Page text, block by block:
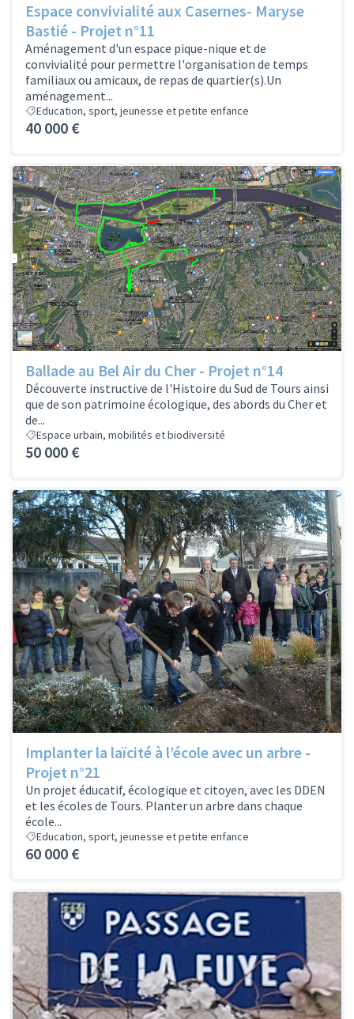
Espace convivialité aux Casernes- Maryse
Bastié - Projet n°11
Aménagement d'un espace pique-nique et de
convivialité pour permettre l'organisation de temps
familiaux ou amicaux, de repas de quartier(s).Un
aménagement...
Education, sport, jeunesse et petite enfance
40 000 €
Ballade au Bel Air du Cher - Projet n°14
Découverte instructive de l'Histoire du Sud de Tours ainsi
que de son patrimoine écologique, des abords du Cher et
de...
Espace urbain, mobilités et biodiversité
50 000 €
Implanter la laïcité à l’école avec un arbre -
Projet n°21
Un projet éducatif, écologique et citoyen, avec les DDEN
et les écoles de Tours. Planter un arbre dans chaque
école...
Education, sport, jeunesse et petite enfance
60 000 €